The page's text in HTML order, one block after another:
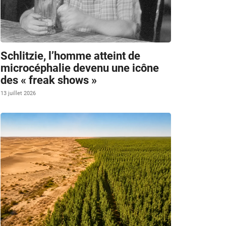
Schlitzie, l’homme atteint de
microcéphalie devenu une icône
des « freak shows »
13 juillet 2026